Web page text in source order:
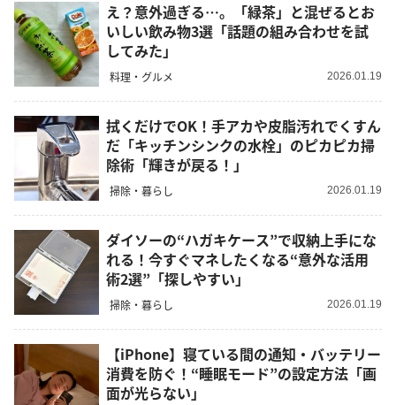
え？意外過ぎる…。「緑茶」と混ぜるとお
いしい飲み物3選「話題の組み合わせを試
してみた」
料理・グルメ 2026.01.19
拭くだけでOK！手アカや皮脂汚れでくすん
だ「キッチンシンクの水栓」のピカピカ掃
除術「輝きが戻る！」
掃除・暮らし 2026.01.19
ダイソーの“ハガキケース”で収納上手にな
れる！今すぐマネしたくなる“意外な活用
術2選”「探しやすい」
掃除・暮らし 2026.01.19
【iPhone】寝ている間の通知・バッテリー
消費を防ぐ！“睡眠モード”の設定方法「画
面が光らない」